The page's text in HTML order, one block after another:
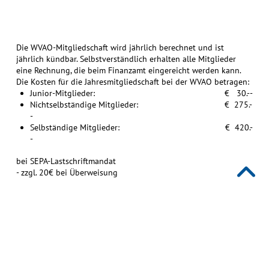
Die WVAO-Mitgliedschaft wird jährlich berechnet und ist
jährlich kündbar. Selbstverständlich erhalten alle Mitglieder
eine Rechnung, die beim Finanzamt eingereicht werden kann.
Die Kosten für die Jahresmitgliedschaft bei der WVAO betragen:
Junior-Mitglieder: € 30.--
Nichtselbständige Mitglieder: € 275.-
-
Selbständige Mitglieder: € 420.-
-
bei SEPA-Lastschriftmandat
- zzgl. 20€ bei Überweisung